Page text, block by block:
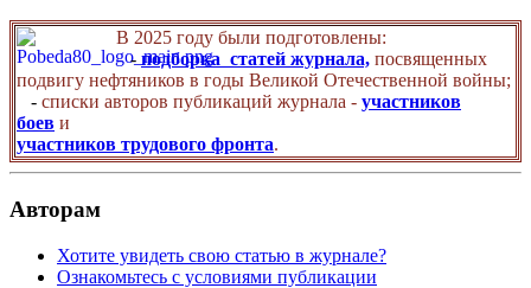
В 2025 году были подготовлены:
- подборка статей журнала, посвященных
подвигу нефтяников в годы Великой Отечественной войны;
- списки авторов публикаций журнала - участников
боев и
участников трудового фронта.
Авторам
Хотите увидеть свою статью в журнале?
Ознакомьтесь с условиями публикации